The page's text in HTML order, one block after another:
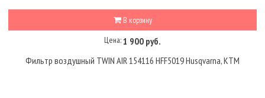
В корзину
Цена:1 900 руб.
Фильтр воздушный TWIN AIR 154116 HFF5019 Husqvarna, KTM